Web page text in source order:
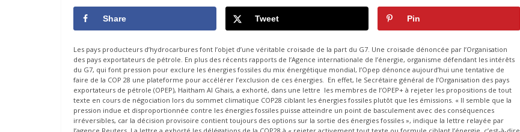
Share Tweet Pin
Les pays producteurs d’hydrocarbures font l’objet d’une véritable croisade de la part du G7. Une croisade dénoncée par l’Organisation
des pays exportateurs de pétrole. En plus des récents rapports de l’Agence internationale de l’énergie, organisme défendant les intérêts
du G7, qui font pression pour exclure les énergies fossiles du mix énergétique mondial, l’Opep dénonce aujourd’hui une tentative de
faire de la COP 28 une plateforme pour accélérer l’exclusion de ces énergies. En effet, le Secrétaire général de l’Organisation des pays
exportateurs de pétrole (OPEP), Haitham Al Ghais, a exhorté, dans une lettre les membres de l’OPEP+ à rejeter les propositions de tout
texte en cours de négociation lors du sommet climatique COP28 ciblant les énergies fossiles plutôt que les émissions. « Il semble que la
pression indue et disproportionnée contre les énergies fossiles puisse atteindre un point de basculement avec des conséquences
irréversibles, car la décision provisoire contient toujours des options sur la sortie des énergies fossiles », indique la lettre relayée par